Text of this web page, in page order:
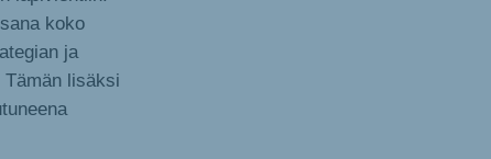
koko
ja
lisäksi